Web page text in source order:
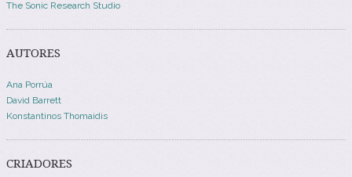
The Sonic Research Studio
AUTORES
Ana Porrúa
David Barrett
Konstantinos Thomaidis
CRIADORES